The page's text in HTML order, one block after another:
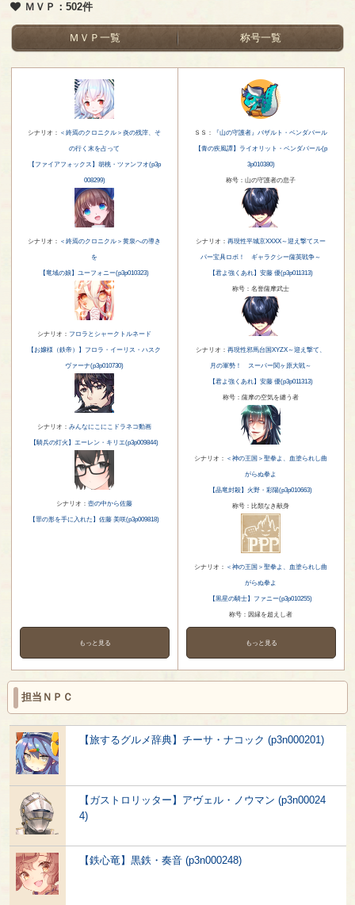
ＭＶＰ：502件
ＭＶＰ一覧 称号一覧
シナリオ： ＜終焉のクロニクル＞炎の残滓、そ
の行く末を占って
【ファイアフォックス】胡桃・ツァンフオ(p3p
008299)
シナリオ： ＜終焉のクロニクル＞黄泉への導き
を
【竜域の娘】ユーフォニー(p3p010323)
シナリオ： フロラとシャークトルネード
【お嬢様（鉄帝）】フロラ・イーリス・ハスク
ヴァーナ(p3p010730)
シナリオ： みんなにこにこドラネコ動画
【騎兵の灯火】エーレン・キリエ(p3p009844)
シナリオ： 壺の中から佐藤
【罪の形を手に入れた】佐藤 美咲(p3p009818)
もっと見る
ＳＳ：
『山の守護者』バザルト・ベンダバール
【青の疾風譚】ライオリット・ベンダバール(p
3p010380)
称号：山の守護者の息子
シナリオ： 再現性平城京XXXX～迎え撃てスー
パー宝具ロボ！ ギャラクシー薩英戦争～
【君よ強くあれ】安藤 優(p3p011313)
称号：名誉薩摩武士
シナリオ： 再現性邪馬台国XYZX～迎え撃て、
月の軍勢！ スーパー関ヶ原大戦～
【君よ強くあれ】安藤 優(p3p011313)
称号：薩摩の空気を纏う者
シナリオ： ＜神の王国＞聖拳よ、血塗られし曲
がらぬ拳よ
【晶竜封殺】火野・彩陽(p3p010663)
称号：比類なき献身
シナリオ： ＜神の王国＞聖拳よ、血塗られし曲
がらぬ拳よ
【黒星の騎士】ファニー(p3p010255)
称号：因縁を超えし者
もっと見る
担当ＮＰＣ
【旅するグルメ辞典】チーサ・ナコック (p3n000201)
【ガストロリッター】アヴェル・ノウマン (p3n00024
4)
【鉄心竜】黒鉄・奏音 (p3n000248)